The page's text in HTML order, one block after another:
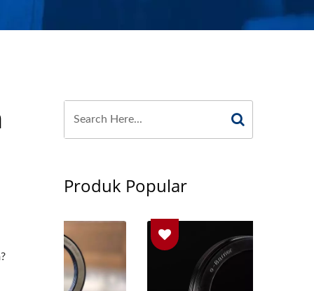
Produk Popular